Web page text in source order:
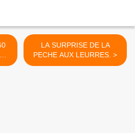
LA SURPRISE DE LA
PECHE AUX LEURRES. >